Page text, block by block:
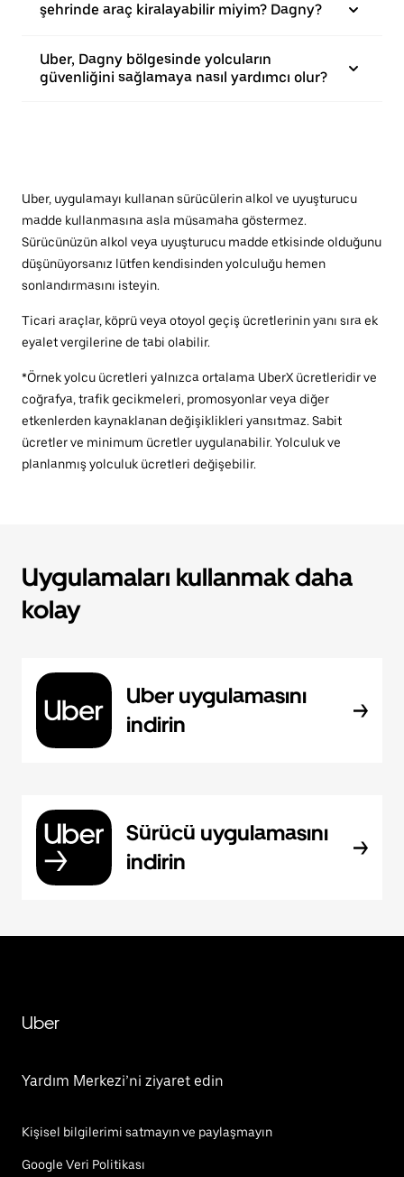
şehrinde araç kiralayabilir miyim? Dagny?
Uber, Dagny bölgesinde yolcuların
güvenliğini sağlamaya nasıl yardımcı olur?
Uber, uygulamayı kullanan sürücülerin alkol ve uyuşturucu
madde kullanmasına asla müsamaha göstermez.
Sürücünüzün alkol veya uyuşturucu madde etkisinde olduğunu
düşünüyorsanız lütfen kendisinden yolculuğu hemen
sonlandırmasını isteyin.
Ticari araçlar, köprü veya otoyol geçiş ücretlerinin yanı sıra ek
eyalet vergilerine de tabi olabilir.
*Örnek yolcu ücretleri yalnızca ortalama UberX ücretleridir ve
coğrafya, trafik gecikmeleri, promosyonlar veya diğer
etkenlerden kaynaklanan değişiklikleri yansıtmaz. Sabit
ücretler ve minimum ücretler uygulanabilir. Yolculuk ve
planlanmış yolculuk ücretleri değişebilir.
Uygulamaları kullanmak daha
kolay
Uber uygulamasını
indirin
Sürücü uygulamasını
indirin
Uber
Yardım Merkezi’ni ziyaret edin
Kişisel bilgilerimi satmayın ve paylaşmayın
Google Veri Politikası